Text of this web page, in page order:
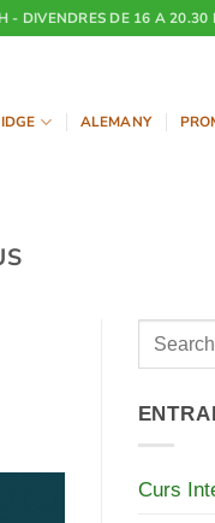
- DIVENDRES DE 16 A 20.30
ALEMANY
Curs